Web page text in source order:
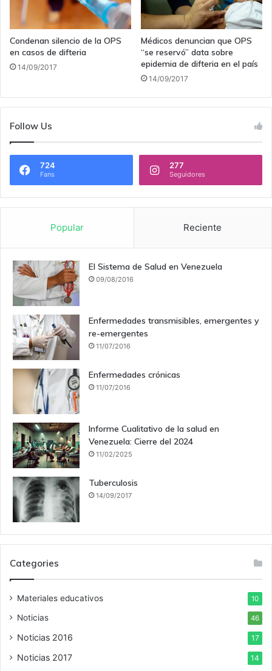
Condenan silencio de la OPS
en casos de difteria
14/09/2017
Médicos denuncian que OPS
“se reservó” data sobre
epidemia de difteria en el país
14/09/2017
Follow Us
724
Fans
277
Seguidores
Popular Reciente
El Sistema de Salud en Venezuela
09/08/2016
Enfermedades transmisibles, emergentes y
re-emergentes
11/07/2016
Enfermedades crónicas
11/07/2016
Informe Cualitativo de la salud en
Venezuela: Cierre del 2024
11/02/2025
Tuberculosis
14/09/2017
Categories
Materiales educativos 10
Noticias 46
Noticias 2016 17
Noticias 2017 14